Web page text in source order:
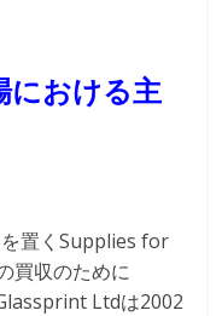
における主
置くSupplies for
買収のために
Ltdは2002